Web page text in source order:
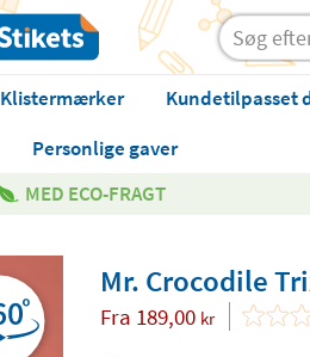
Klistermærker Kundetilpasset
Personlige gaver
MED ECO-FRAGT
Mr. Crocodile
Fra 189,00 kr